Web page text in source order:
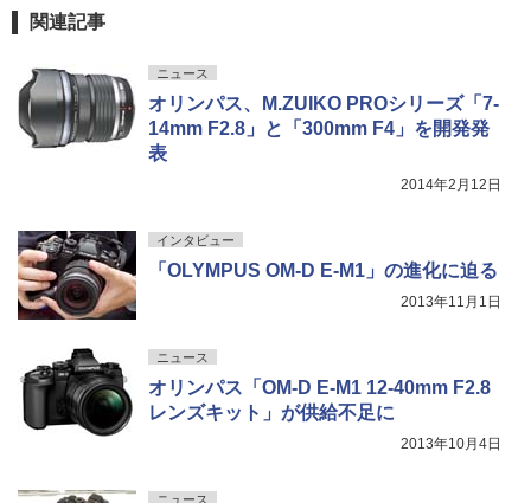
関連記事
ニュース
オリンパス、M.ZUIKO PROシリーズ「7-
14mm F2.8」と「300mm F4」を開発発
表
2014年2月12日
インタビュー
「OLYMPUS OM-D E-M1」の進化に迫る
2013年11月1日
ニュース
オリンパス「OM-D E-M1 12-40mm F2.8
レンズキット」が供給不足に
2013年10月4日
ニュース